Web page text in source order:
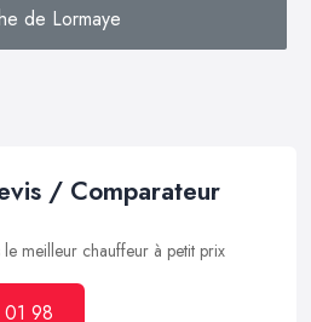
de Lormaye
/ Comparateur
meilleur chauffeur à petit prix
98